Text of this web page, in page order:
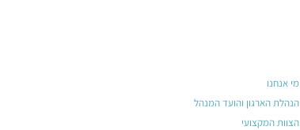
מי אנחנו
הנהלת הארגון והועד המנהל
הצוות המקצועי